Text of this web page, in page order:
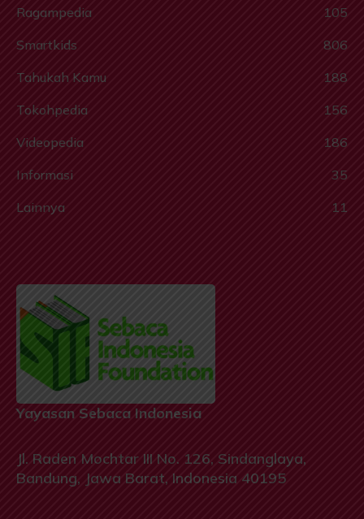
Ragampedia
105
Smartkids
806
Tahukah Kamu
188
Tokohpedia
156
Videopedia
186
Informasi
35
Lainnya
11
Yayasan Sebaca Indonesia
Jl. Raden Mochtar III No. 126, Sindanglaya,
Bandung, Jawa Barat, Indonesia 40195